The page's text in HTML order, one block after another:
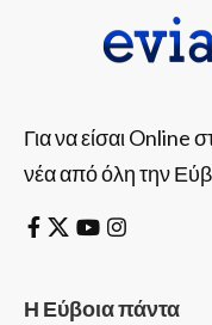
Για να είσαι Online
νέα από όλη την
Η Εύβοια πάντα